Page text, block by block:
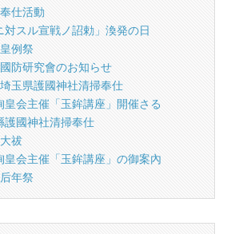
仕活動
対スル宣戦ノ詔勅」渙発の日
例祭
防研究會のお知らせ
玉県護國神社清掃奉仕
皇会主催「玉鉾講座」開催さる
護國神社清掃奉仕
祓
皇会主催「玉鉾講座」の御案內
年祭